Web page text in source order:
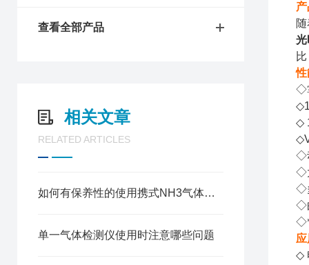
查看全部产品
相关文章
RELATED ARTICLES
如何有保养性的使用携式NH3气体检测仪
单一气体检测仪使用时注意哪些问题
光
性
◇
◇
◇
◇
◇
◇
◇
◇
◇
◇